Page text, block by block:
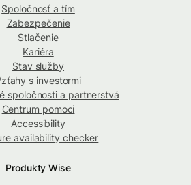
Spoločnosť a tím
Zabezpečenie
Stlačenie
Kariéra
Stav služby
s investormi
spoločnosti a partnerstvá
Centrum pomoci
Accessibility
availability checker
Produkty Wise